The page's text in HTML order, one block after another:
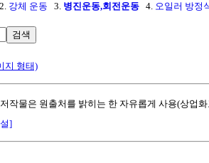
강체 운동 3. 병진운동,회전운동 4. 오일러 방정
검색
지 형태)
작물은 원출처를 밝히는 한 자유롭게 사용(상업
]